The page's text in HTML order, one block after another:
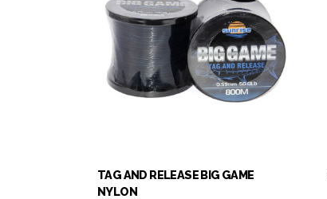
TAG AND RELEASE BIG GAME
NYLON